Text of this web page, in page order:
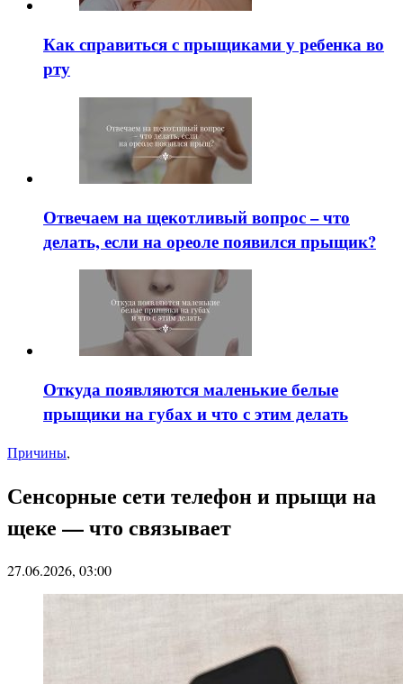
Как справиться с прыщиками у ребенка во
рту
Отвечаем на щекотливый вопрос – что
делать, если на ореоле появился прыщик?
Откуда появляются маленькие белые
прыщики на губах и что с этим делать
Причины,
Сенсорные сети телефон и прыщи на
щеке — что связывает
27.06.2026, 03:00